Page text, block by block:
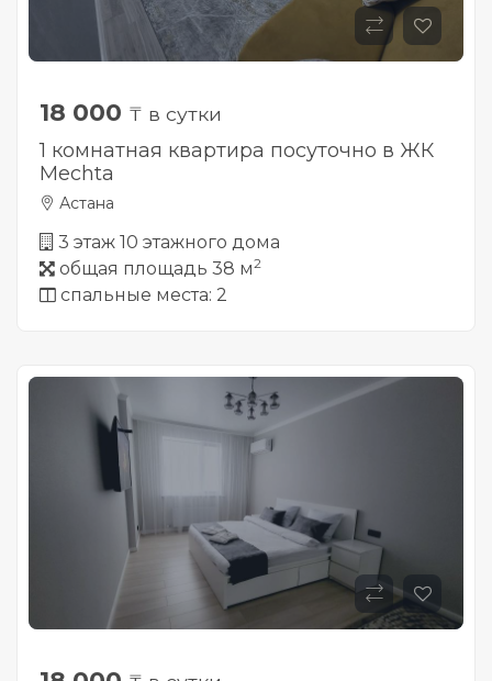
18 000 ₸ в сутки
1 комнатная квартира посуточно в ЖК
Mechta
Астана
3 этаж 10 этажного дома
общая площадь 38 м2
спальные места: 2